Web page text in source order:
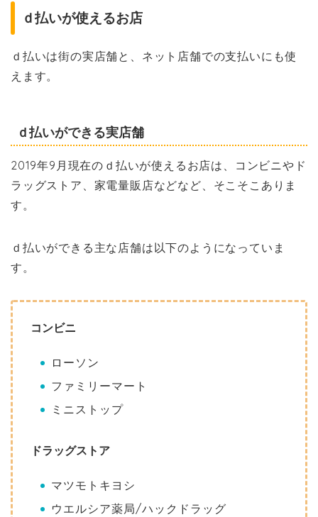
ｄ払いが使えるお店
ｄ払いは街の実店舗と、ネット店舗での支払いにも使
えます。
ｄ払いができる実店舗
2019年9月現在のｄ払いが使えるお店は、コンビニやド
ラッグストア、家電量販店などなど、そこそこありま
す。
ｄ払いができる主な店舗は以下のようになっていま
す。
コンビニ
ローソン
ファミリーマート
ミニストップ
ドラッグストア
マツモトキヨシ
ウエルシア薬局/ハックドラッグ